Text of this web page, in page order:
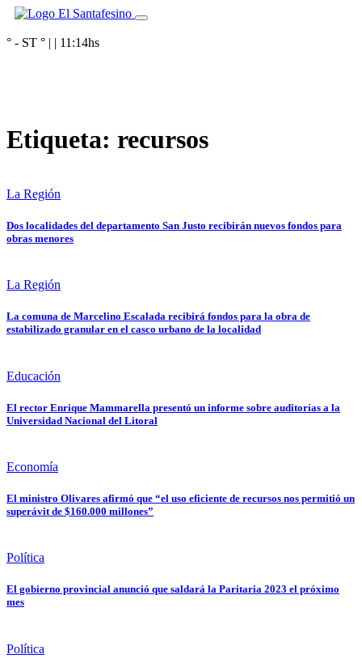
° - ST ° | | 11:14hs
Etiqueta: recursos
La Región
Dos localidades del departamento San Justo recibirán nuevos fondos para
obras menores
La Región
La comuna de Marcelino Escalada recibirá fondos para la obra de
estabilizado granular en el casco urbano de la localidad
Educación
El rector Enrique Mammarella presentó un informe sobre auditorías a la
Universidad Nacional del Litoral
Economía
El ministro Olivares afirmó que “el uso eficiente de recursos nos permitió un
superávit de $160.000 millones”
Política
El gobierno provincial anunció que saldará la Paritaria 2023 el próximo
mes
Política